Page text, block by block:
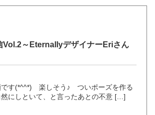
Vol.2～EternallyデザイナーEriさん
です(*^^*) 楽しそう♪ ついポーズを作る
にしといて、と言ったあとの不意 […]